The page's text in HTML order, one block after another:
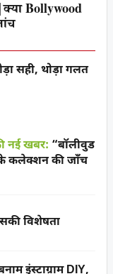
Bollywood
सही, थोड़ा गलत
नई खबर: “बॉलीवुड
के कलेक्शन की जाँच
विशेषता